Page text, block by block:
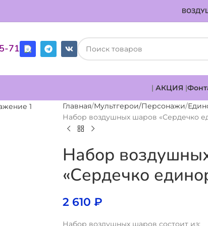
71
| АКЦИЯ |
Главная Мультгерои/Персонажи
Набор воздушных шаров «Сердечко
Набор
«Сердечко
2 610₽
Набор воздушных шаров состоит из: